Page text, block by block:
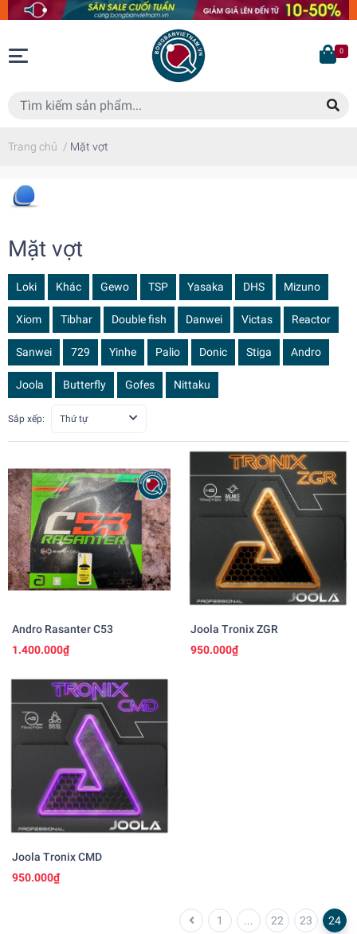
0
Trang chủ / Mặt vợt
Mặt vợt
Loki Khác Gewo TSP Yasaka DHS Mizuno
Xiom Tibhar Double fish Danwei Victas Reactor
Sanwei 729 Yinhe Palio Donic Stiga Andro
Joola Butterfly Gofes Nittaku
Sắp xếp: Thứ tự
Andro Rasanter C53
1.400.000₫
Joola Tronix ZGR
950.000₫
Joola Tronix CMD
950.000₫
1 ... 22 23 24